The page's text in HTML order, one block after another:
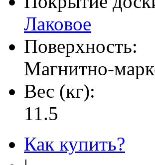
Лаковое
Поверхность:
Магнитно-
Вес (кг):
11.5
Как купить?